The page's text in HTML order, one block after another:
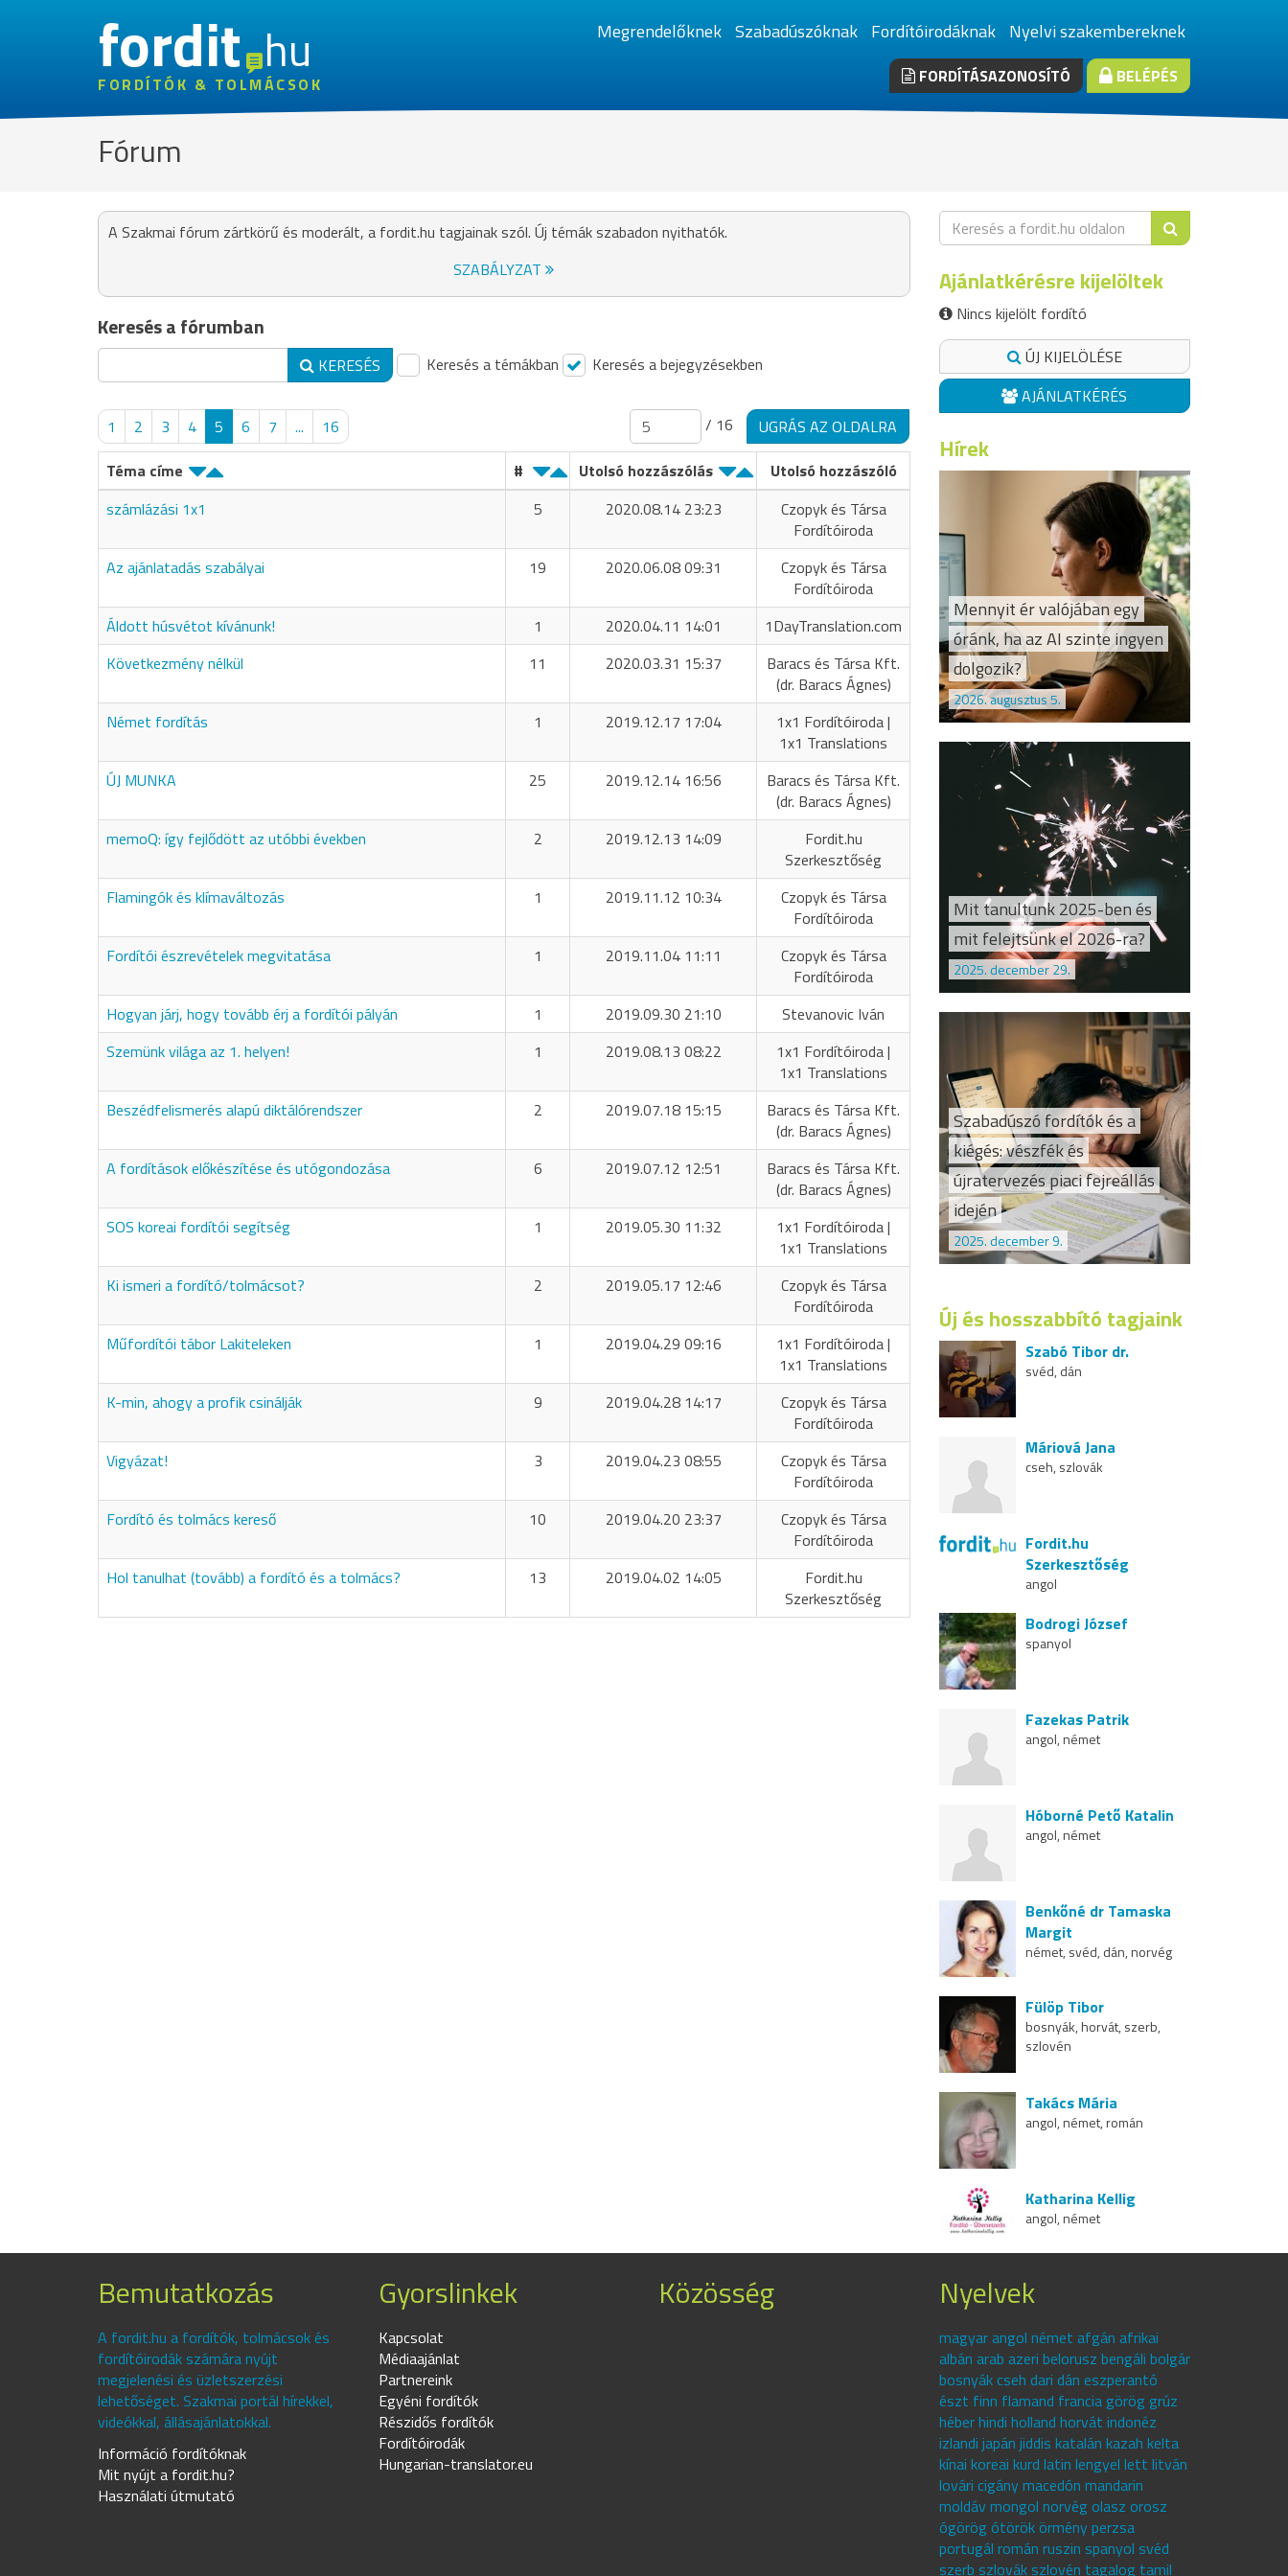
fordithu
FORDÍTÓK & TOLMÁCSOK
Megrendelőknek Szabadúszóknak Fordítóirodáknak Nyelvi szakembereknek
FORDÍTÁSAZONOSÍTÓ BELÉPÉS
Fórum
A Szakmai fórum zártkörű és moderált, a fordit.hu tagjainak szól. Új témák szabadon nyithatók.
SZABÁLYZAT
Keresés a fórumban
KERESÉS Keresés a témákban Keresés a bejegyzésekben
1 2 3 4 5 6 7 ... 16 / 16
UGRÁS AZ OLDALRA
Téma címe
# Utolsó hozzászólás
Utolsó hozzászóló
számlázási 1x1
5 2020.08.14 23:23
Czopyk és Társa
Fordítóiroda
Az ajánlatadás szabályai
19 2020.06.08 09:31
Czopyk és Társa
Fordítóiroda
Áldott húsvétot kívánunk!
1 2020.04.11 14:01
1DayTranslation.com
Következmény nélkül
11 2020.03.31 15:37
Baracs és Társa Kft.
(dr. Baracs Ágnes)
Német fordítás
1 2019.12.17 17:04
1x1 Fordítóiroda |
1x1 Translations
ÚJ MUNKA
25 2019.12.14 16:56
Baracs és Társa Kft.
(dr. Baracs Ágnes)
memoQ: így fejlődött az utóbbi években
2 2019.12.13 14:09
Fordit.hu
Szerkesztőség
Flamingók és klímaváltozás
1 2019.11.12 10:34
Czopyk és Társa
Fordítóiroda
Fordítói észrevételek megvitatása
1 2019.11.04 11:11
Czopyk és Társa
Fordítóiroda
Hogyan járj, hogy tovább érj a fordítói pályán
1 2019.09.30 21:10
Stevanovic Iván
Szemünk világa az 1. helyen!
1 2019.08.13 08:22
1x1 Fordítóiroda |
1x1 Translations
Beszédfelismerés alapú diktálórendszer
2 2019.07.18 15:15
Baracs és Társa Kft.
(dr. Baracs Ágnes)
A fordítások előkészítése és utógondozása
6 2019.07.12 12:51
Baracs és Társa Kft.
(dr. Baracs Ágnes)
SOS koreai fordítói segítség
1 2019.05.30 11:32
1x1 Fordítóiroda |
1x1 Translations
Ki ismeri a fordító/tolmácsot?
2 2019.05.17 12:46
Czopyk és Társa
Fordítóiroda
Műfordítói tábor Lakiteleken
1 2019.04.29 09:16
1x1 Fordítóiroda |
1x1 Translations
K-min, ahogy a profik csinálják
9 2019.04.28 14:17
Czopyk és Társa
Fordítóiroda
Vigyázat!
3 2019.04.23 08:55
Czopyk és Társa
Fordítóiroda
Fordító és tolmács kereső
10 2019.04.20 23:37
Czopyk és Társa
Fordítóiroda
Hol tanulhat (tovább) a fordító és a tolmács?
13 2019.04.02 14:05
Fordit.hu
Szerkesztőség
Ajánlatkérésre kijelöltek
Nincs kijelölt fordító
ÚJ KIJELÖLÉSE
AJÁNLATKÉRÉS
Hírek
Mennyit ér valójában egy
óránk, ha az AI szinte ingyen
dolgozik?
2026. augusztus 5.
Mit tanultunk 2025-ben és
mit felejtsünk el 2026-ra?
2025. december 29.
Szabadúszó fordítók és a
kiégés: vészfék és
újratervezés piaci fejreállás
idején
2025. december 9.
Új és hosszabbító tagjaink
Szabó Tibor dr.
svéd, dán
Máriová Jana
cseh, szlovák
Fordit.hu
Szerkesztőség
angol
Bodrogi József
spanyol
Fazekas Patrik
angol, német
Hóborné Pető Katalin
angol, német
Benkőné dr Tamaska
Margit
német, svéd, dán, norvég
Fülöp Tibor
bosnyák, horvát, szerb,
szlovén
Takács Mária
angol, német, román
Katharina Kellig
angol, német
Bemutatkozás
A fordit.hu a fordítók, tolmácsok és
fordítóirodák számára nyújt
megjelenési és üzletszerzési
lehetőséget. Szakmai portál hírekkel,
videókkal, állásajánlatokkal.
Információ fordítóknak
Mit nyújt a fordit.hu?
Használati útmutató
Gyorslinkek
Kapcsolat
Médiaajánlat
Partnereink
Egyéni fordítók
Részidős fordítók
Fordítóirodák
Hungarian-translator.eu
Közösség Nyelvek
magyar angol német afgán afrikai
albán arab azeri belorusz bengáli bolgár
bosnyák cseh dari dán eszperantó
észt finn flamand francia görög grúz
héber hindi holland horvát indonéz
izlandi japán jiddis katalán kazah kelta
kínai koreai kurd latin lengyel lett litván
lovári cigány macedón mandarin
moldáv mongol norvég olasz orosz
ógörög ótörök örmény perzsa
portugál román ruszin spanyol svéd
szerb szlovák szlovén tagalog tamil